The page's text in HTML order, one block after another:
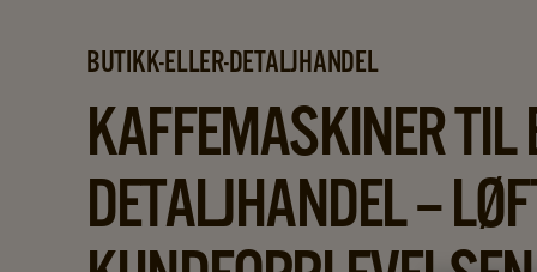
BUTIKK-ELLER-DETALJHANDEL
KAFFEMASKINER TIL
DETALJHANDEL –